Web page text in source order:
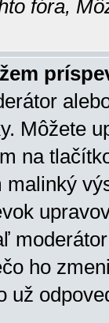
fóra,
Môžete
na
ho
už